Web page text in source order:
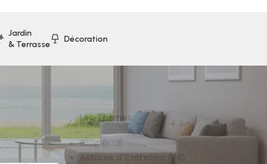
Jardin
& Terrasse
Décoration
Les Thèmes
Blog(633)
Astuces d'Entretien (76)